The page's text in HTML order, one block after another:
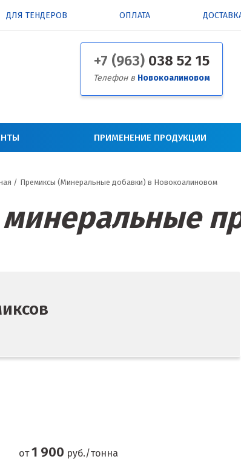
ДЛЯ ТЕНДЕРОВ ОПЛАТА
+7 (963) 038 52 15
Телефон в Новокоалиновом
ПРИМЕНЕНИЕ ПРОДУКЦИИ
/ Премиксы (Минеральные добавки) в Новокоалиновом
от1 900 руб./тонна